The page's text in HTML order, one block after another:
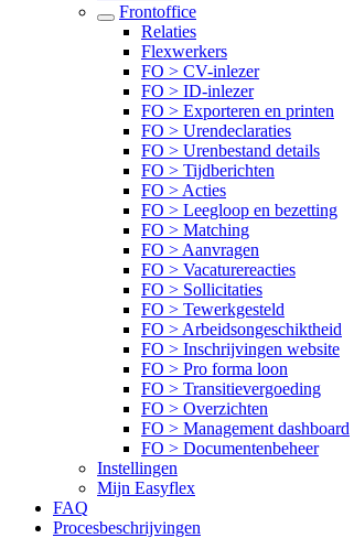
Frontoffice
Relaties
Flexwerkers
FO > CV-inlezer
FO > ID-inlezer
FO > Exporteren en printen
FO > Urendeclaraties
FO > Urenbestand details
FO > Tijdberichten
FO > Acties
FO > Leegloop en bezetting
FO > Matching
FO > Aanvragen
FO > Vacaturereacties
FO > Sollicitaties
FO > Tewerkgesteld
FO > Arbeidsongeschiktheid
FO > Inschrijvingen website
FO > Pro forma loon
FO > Transitievergoeding
FO > Overzichten
FO > Management dashboard
FO > Documentenbeheer
Instellingen
Mijn Easyflex
FAQ
Procesbeschrijvingen